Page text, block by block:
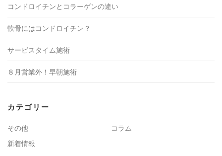
コンドロイチンとコラーゲンの違い
軟骨にはコンドロイチン？
サービスタイム施術
８月営業外！早朝施術
カテゴリー
その他
コラム
新着情報